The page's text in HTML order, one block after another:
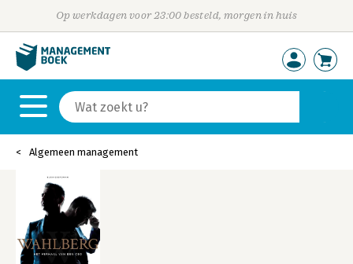
Op werkdagen voor 23:00 besteld, morgen in huis
Algemeen management